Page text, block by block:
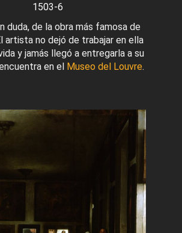
1503-6
duda, de la obra más famosa de
artista no dejó de trabajar en ella
y jamás llegó a entregarla a su
en el Museo del Louvre.